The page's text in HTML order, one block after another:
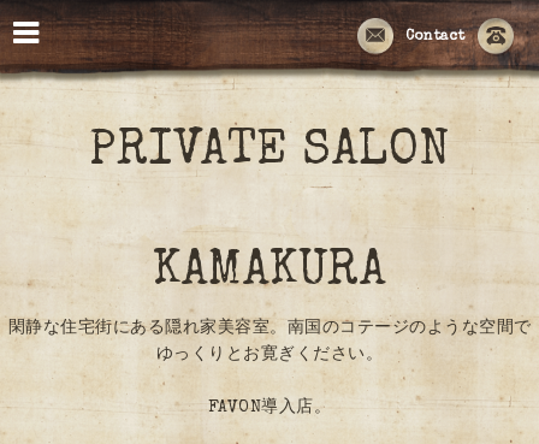
Contact
PRIVATE SALON
KAMAKURA
閑静な住宅街にある隠れ家美容室。南国のコテージのような空間で
ゆっくりとお寛ぎください。
FAVON導入店。